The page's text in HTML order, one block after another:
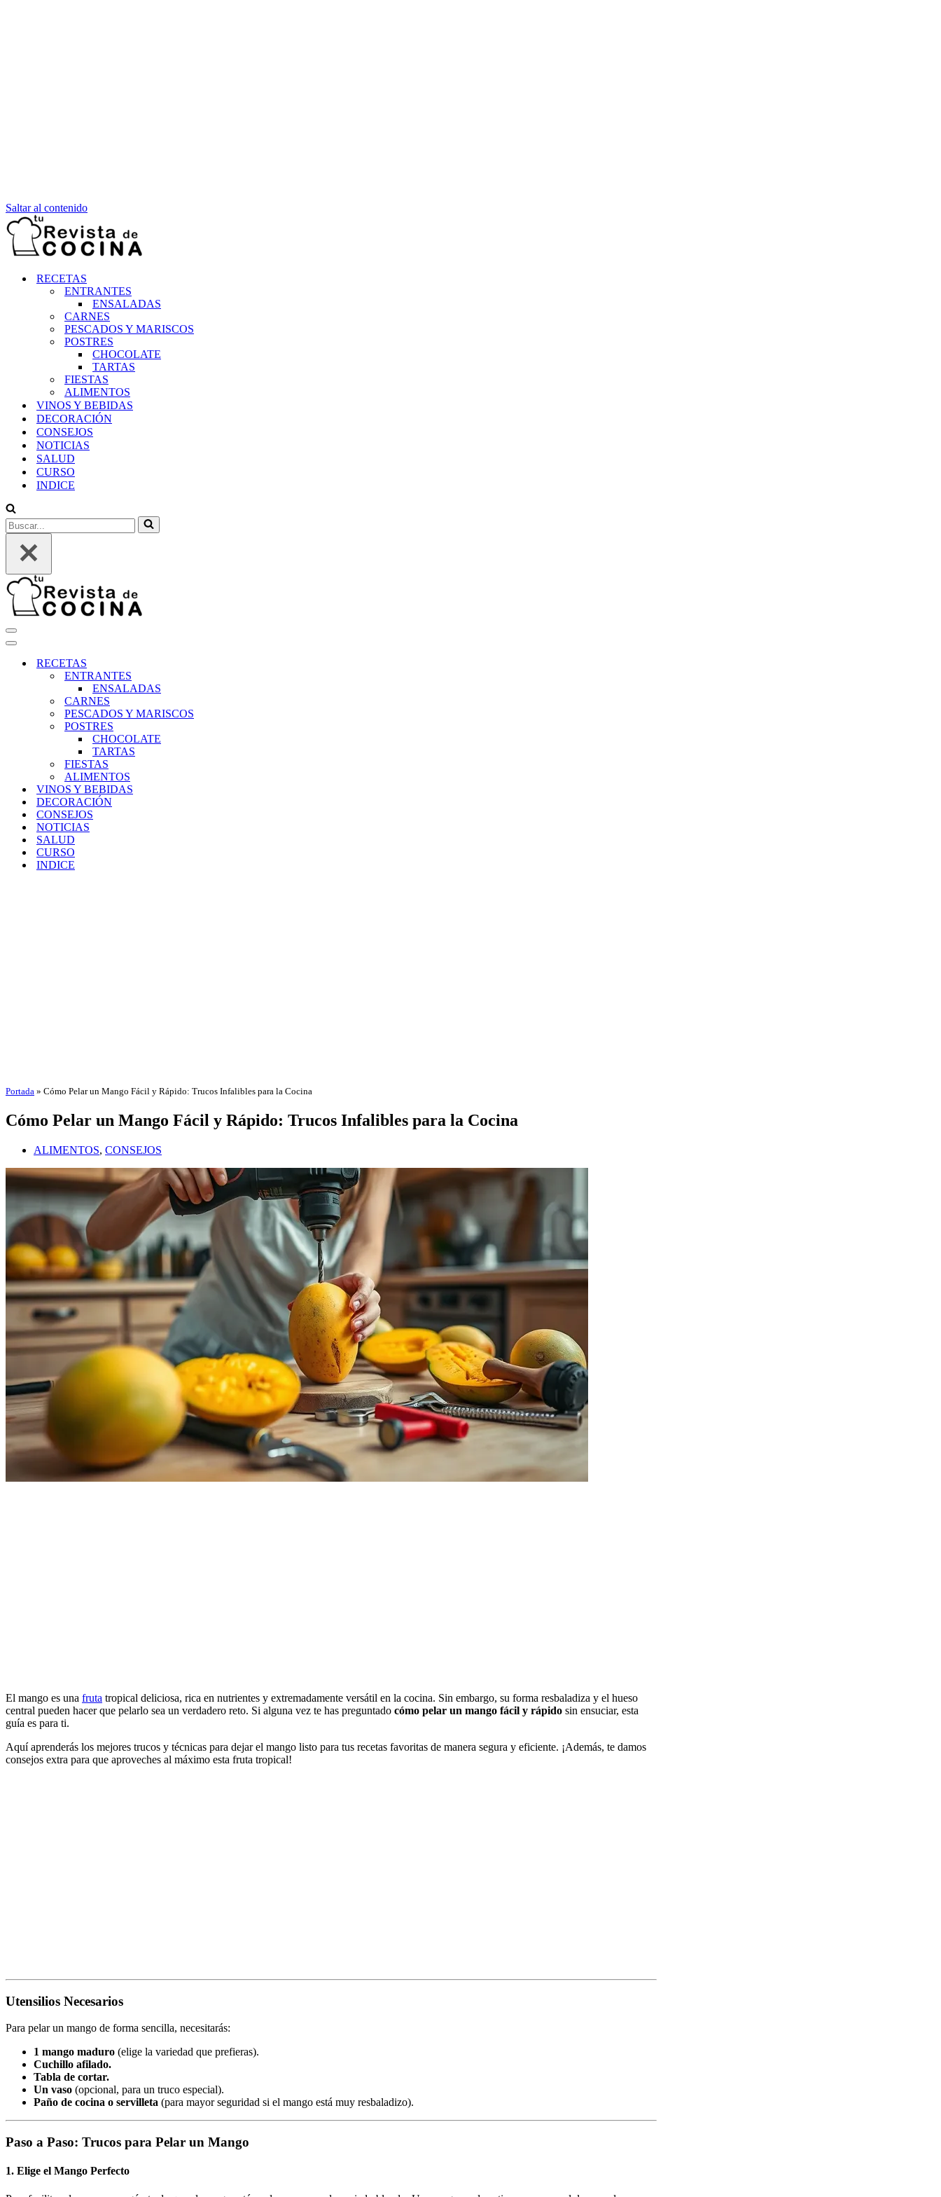
Saltar al contenido
RECETAS
ENTRANTES
ENSALADAS
CARNES
PESCADOS Y MARISCOS
POSTRES
CHOCOLATE
TARTAS
FIESTAS
ALIMENTOS
VINOS Y BEBIDAS
DECORACIÓN
CONSEJOS
NOTICIAS
SALUD
CURSO
INDICE
Buscar...
Menú
de
Menú
navegaciónRECETAS
ENTRANTES
ENSALADAS
CARNES
PESCADOS Y MARISCOS
POSTRES
CHOCOLATE
TARTAS
FIESTAS
ALIMENTOS
VINOS Y BEBIDAS
DECORACIÓN
CONSEJOS
NOTICIAS
SALUD
CURSO
INDICE
Portada » Cómo Pelar un Mango Fácil y Rápido: Trucos Infalibles para la Cocina
Cómo Pelar un Mango Fácil y Rápido: Trucos Infalibles para la Cocina
ALIMENTOS, CONSEJOS
El mango es una fruta tropical deliciosa, rica en nutrientes y extremadamente versátil en la cocina. Sin embargo, su forma resbaladiza y el hueso
central pueden hacer que pelarlo sea un verdadero reto. Si alguna vez te has preguntado cómo pelar un mango fácil y rápido sin ensuciar, esta
guía es para ti.
Aquí aprenderás los mejores trucos y técnicas para dejar el mango listo para tus recetas favoritas de manera segura y eficiente. ¡Además, te damos
consejos extra para que aproveches al máximo esta fruta tropical!
Utensilios Necesarios
Para pelar un mango de forma sencilla, necesitarás:
1 mango maduro (elige la variedad que prefieras).
Cuchillo afilado.
Tabla de cortar.
Un vaso (opcional, para un truco especial).
Paño de cocina o servilleta (para mayor seguridad si el mango está muy resbaladizo).
Paso a Paso: Trucos para Pelar un Mango
1. Elige el Mango Perfecto